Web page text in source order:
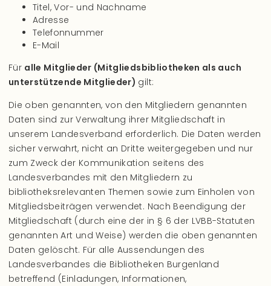
Titel, Vor- und Nachname
Adresse
Telefonnummer
E-Mail
Für alle Mitglieder (Mitgliedsbibliotheken als auch
unterstützende Mitglieder) gilt:
Die oben genannten, von den Mitgliedern genannten
Daten sind zur Verwaltung ihrer Mitgliedschaft in
unserem Landesverband erforderlich. Die Daten werden
sicher verwahrt, nicht an Dritte weitergegeben und nur
zum Zweck der Kommunikation seitens des
Landesverbandes mit den Mitgliedern zu
bibliotheksrelevanten Themen sowie zum Einholen von
Mitgliedsbeiträgen verwendet. Nach Beendigung der
Mitgliedschaft (durch eine der in § 6 der LVBB-Statuten
genannten Art und Weise) werden die oben genannten
Daten gelöscht. Für alle Aussendungen des
Landesverbandes die Bibliotheken Burgenland
betreffend (Einladungen, Informationen,